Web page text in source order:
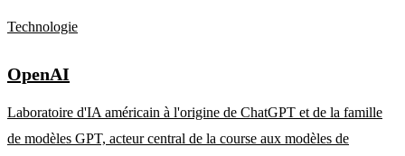
Technologie
OpenAI
Laboratoire d'IA américain à l'origine de ChatGPT et de la famille
de modèles GPT, acteur central de la course aux modèles de